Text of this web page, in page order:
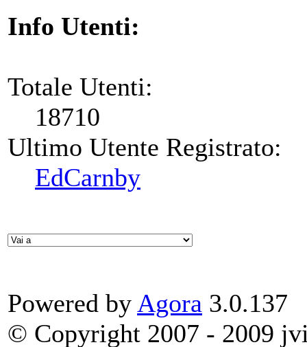
Info Utenti:
Totale Utenti:
18710
Ultimo Utente Registrato:
EdCarnby
Powered by Agora 3.0.137
© Copyright 2007 - 2009